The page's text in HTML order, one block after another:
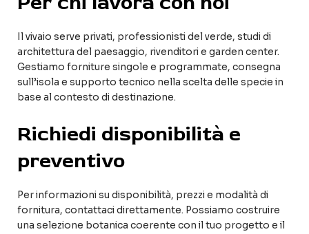
Il vivaio serve privati, professionisti del verde, studi di
architettura del paesaggio, rivenditori e garden center.
Gestiamo forniture singole e programmate, consegna
sull’isola e supporto tecnico nella scelta delle specie in
base al contesto di destinazione.
Richiedi disponibilità e
preventivo
Per informazioni su disponibilità, prezzi e modalità di
fornitura, contattaci direttamente. Possiamo costruire
una selezione botanica coerente con il tuo progetto e il